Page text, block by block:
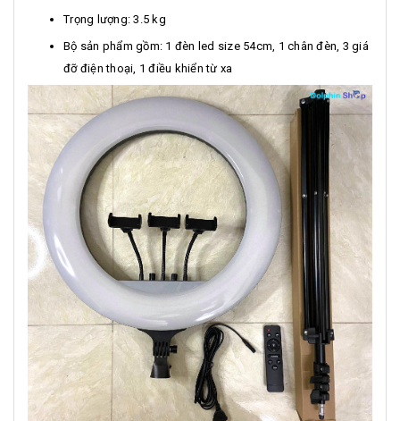
Trọng lượng: 3.5 kg
Bộ sản phẩm gồm: 1 đèn led size 54cm, 1 chân đèn, 3 giá
đỡ điện thoại, 1 điều khiển từ xa